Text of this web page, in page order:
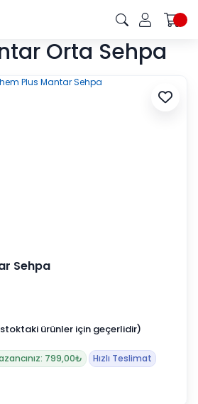
Orta Sehpa
Sehpa
ürünler için geçerlidir)
799,00₺ Hızlı Teslimat